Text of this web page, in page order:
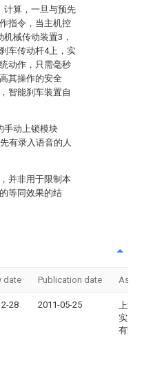
计算，一旦与预先
指令，当主机控
械传动装置3，
车传动杆4上，实
动作，只需毫秒
其操作的安全
智能刹车装置自
手动上锁模块
有录入语音的人
并非用于限制本
等同效果的结
date Publication date
28 2011-05-25
上海
实业
有限